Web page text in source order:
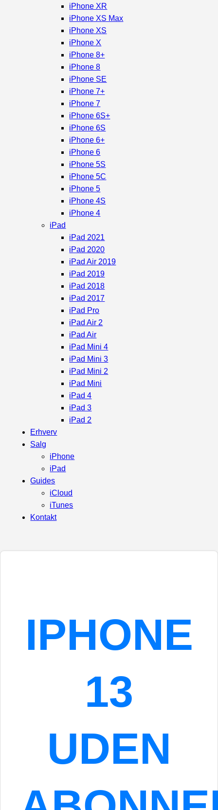
iPhone XR
iPhone XS Max
iPhone XS
iPhone X
iPhone 8+
iPhone 8
iPhone SE
iPhone 7+
iPhone 7
iPhone 6S+
iPhone 6S
iPhone 6+
iPhone 6
iPhone 5S
iPhone 5C
iPhone 5
iPhone 4S
iPhone 4
iPad
iPad 2021
iPad 2020
iPad Air 2019
iPad 2019
iPad 2018
iPad 2017
iPad Pro
iPad Air 2
iPad Air
iPad Mini 4
iPad Mini 3
iPad Mini 2
iPad Mini
iPad 4
iPad 3
iPad 2
Erhverv
Salg
iPhone
iPad
Guides
iCloud
iTunes
Kontakt
IPHONE
13
UDEN